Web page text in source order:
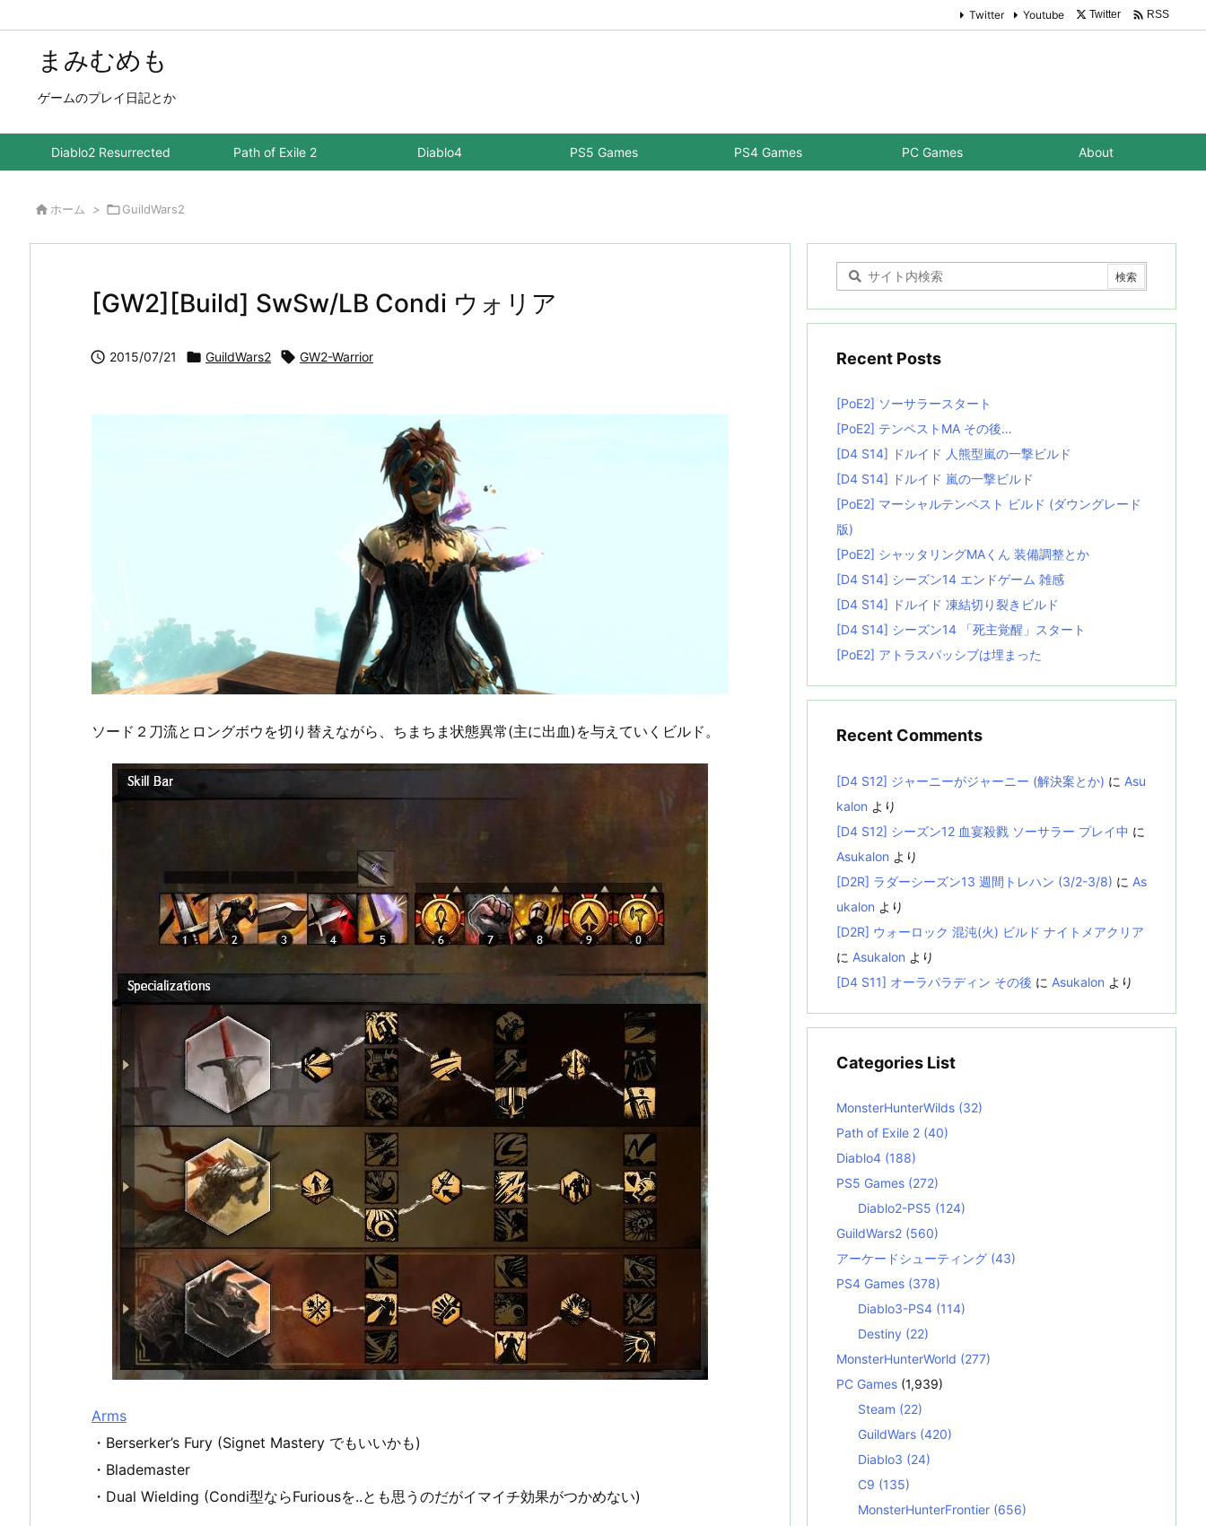
まみむめも
ゲームのプレイ日記とか
Diablo2 Resurrected Path of Exile 2 Diablo4 PS5 Games PS4 Games PC Games About
Twitter Youtube Twitter  RSS
 ホーム > GuildWars2
[GW2][Build] SwSw/LB Condi ウォリア
 2015/07/21  GuildWars2  GW2-Warrior
ソード２刀流とロングボウを切り替えながら、ちまちま状態異常(主に出血)を与えていくビルド。
Arms
・Berserker’s Fury (Signet Mastery でもいいかも)
・Blademaster
・Dual Wielding (Condi型ならFuriousを..とも思うのだがイマイチ効果がつかめない)
Recent Posts
[PoE2] ソーサラースタート
[PoE2] テンペストMA その後…
[D4 S14] ドルイド 人熊型嵐の一撃ビルド
[D4 S14] ドルイド 嵐の一撃ビルド
[PoE2] マーシャルテンペスト ビルド (ダウングレード
版)
[PoE2] シャッタリングMAくん 装備調整とか
[D4 S14] シーズン14 エンドゲーム 雑感
[D4 S14] ドルイド 凍結切り裂きビルド
[D4 S14] シーズン14 「死主覚醒」スタート
[PoE2] アトラスパッシブは埋まった
Recent Comments
[D4 S12] ジャーニーがジャーニー (解決案とか) に Asu
kalon より
[D4 S12] シーズン12 血宴殺戮 ソーサラー プレイ中 に
Asukalon より
[D2R] ラダーシーズン13 週間トレハン (3/2-3/8) に As
ukalon より
[D2R] ウォーロック 混沌(火) ビルド ナイトメアクリア
に Asukalon より
[D4 S11] オーラパラディン その後 に Asukalon より
Categories List
MonsterHunterWilds (32)
Path of Exile 2 (40)
Diablo4 (188)
PS5 Games (272)
Diablo2-PS5 (124)
GuildWars2 (560)
アーケードシューティング (43)
PS4 Games (378)
Diablo3-PS4 (114)
Destiny (22)
MonsterHunterWorld (277)
PC Games (1,939)
Steam (22)
GuildWars (420)
Diablo3 (24)
C9 (135)
MonsterHunterFrontier (656)